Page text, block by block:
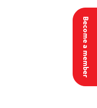
Become a member